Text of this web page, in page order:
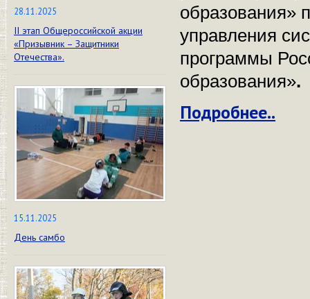
28.11.2025
II этап Общероссийской акции
«Призывник – Защитники
Отечества».
15.11.2025
День самбо
образования»
управления
программы
образования».
Подробнее..